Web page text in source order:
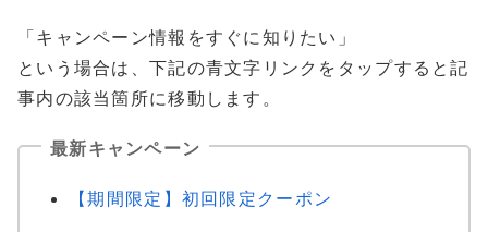
「キャンペーン情報をすぐに知りたい」
という場合は、下記の青文字リンクをタップすると記
事内の該当箇所に移動します。
最新キャンペーン
【期間限定】初回限定クーポン